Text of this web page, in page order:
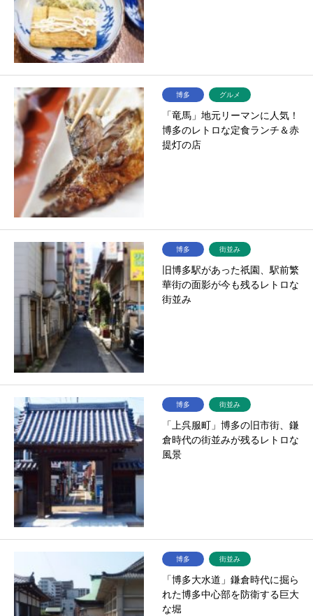
博多 グルメ
「竜馬」地元リーマンに人気！
博多のレトロな定食ランチ＆赤
提灯の店
博多 街並み
旧博多駅があった祇園、駅前繁
華街の面影が今も残るレトロな
街並み
博多 街並み
「上呉服町」博多の旧市街、鎌
倉時代の街並みが残るレトロな
風景
博多 街並み
「博多大水道」鎌倉時代に掘ら
れた博多中心部を防衛する巨大
な堀